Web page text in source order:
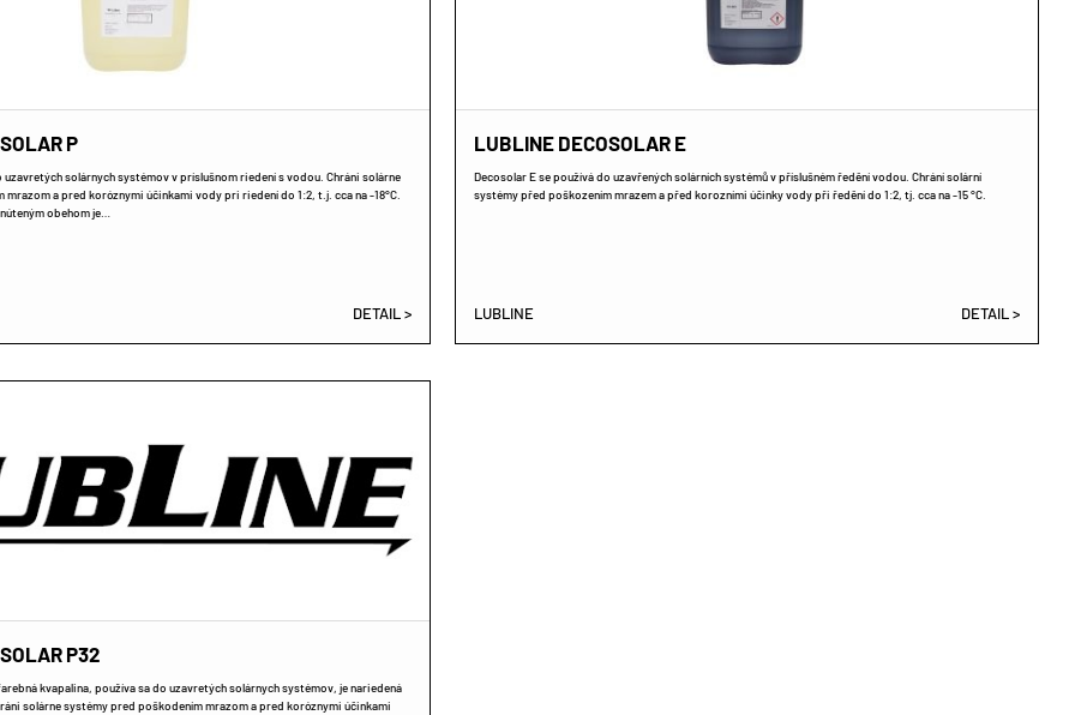
P
uzavretých solárnych systémov v príslušnom riedení s vodou. Chráni solárne
a pred koróznymi účinkami vody pri riedení do 1:2, t.j. cca na -18°C.
obehom je…
DETAIL >
LUBLINE DECOSOLAR E
Decosolar E se používá do uzavřených solárních systémů v příslušném ředění vodou. Chrání solární
systémy před poškozením mrazem a před korozními účinky vody při ředění do 1:2, tj. cca na -15 °C.
LUBLINE DETAIL >
P32
kvapalina, používa sa do uzavretých solárnych systémov, je nariedená
solárne systémy pred poškodením mrazom a pred koróznymi účinkami